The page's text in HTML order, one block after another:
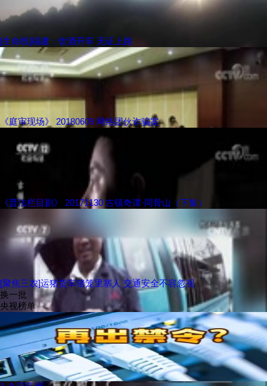
[生命线]福建：饮酒开车 无证上路
《庭审现场》 20180609 网络团伙诈骗案
《普法栏目剧》 20171130 古镇奇谭·同骨山（下集）
[聚焦三农]运猪货车猪笼里塞人 交通安全不容忽视
换一批
央视榜单